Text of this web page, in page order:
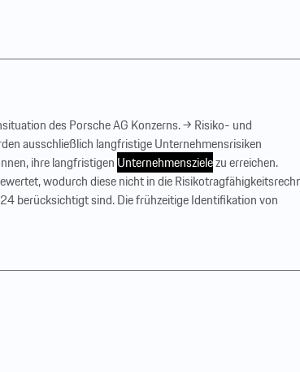
des Porsche AG Konzerns. → Risiko- und
ausschließlich langfristige Unternehmensrisiken
ihre langfristigen Unternehmenszielezu erreichen.
wodurch diese nicht in die
berücksichtigt sind. Die frühzeitige Identifikation von